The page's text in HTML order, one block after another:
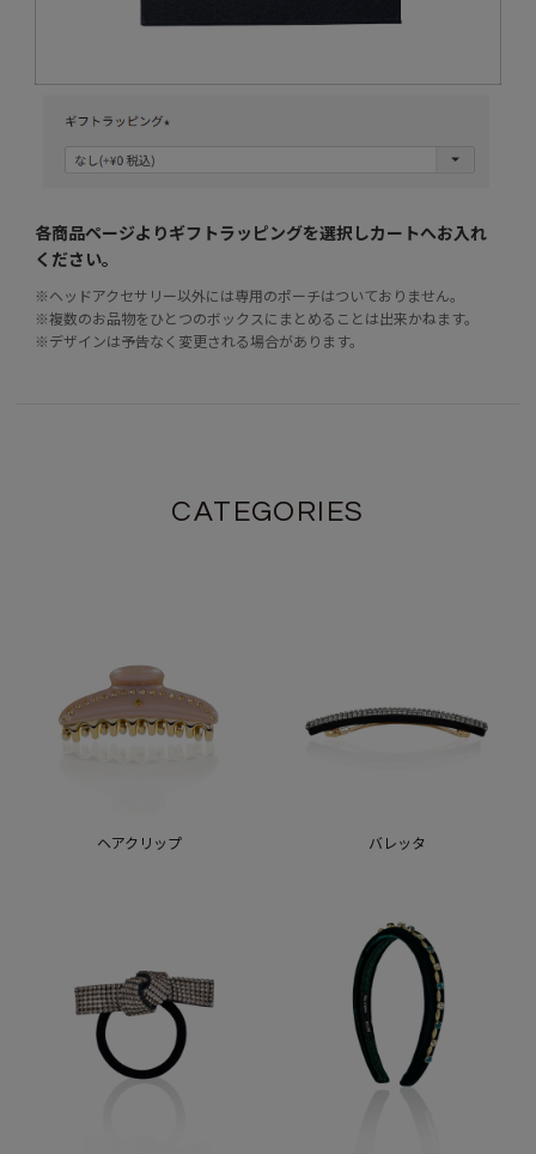
各商品ページよりギフトラッピングを選択しカートへお入れ
ください。
※ヘッドアクセサリー以外には専用のポーチはついておりません。
※複数のお品物をひとつのボックスにまとめることは出来かねます。
※デザインは予告なく変更される場合があります。
CATEGORIES
ヘアクリップ バレッタ